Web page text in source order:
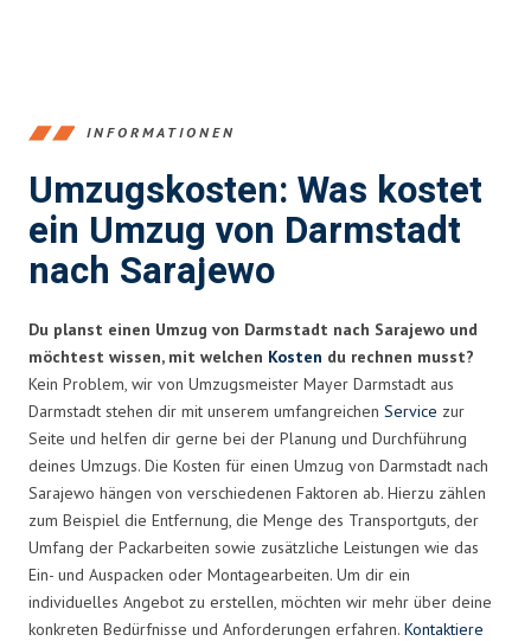
INFORMATIONEN
Umzugskosten: Was kostet
ein Umzug von Darmstadt
nach Sarajewo
Du planst einen Umzug von Darmstadt nach Sarajewo und
möchtest wissen, mit welchen Kosten du rechnen musst?
Kein Problem, wir von Umzugsmeister Mayer Darmstadt aus
Darmstadt stehen dir mit unserem umfangreichen Service zur
Seite und helfen dir gerne bei der Planung und Durchführung
deines Umzugs. Die Kosten für einen Umzug von Darmstadt nach
Sarajewo hängen von verschiedenen Faktoren ab. Hierzu zählen
zum Beispiel die Entfernung, die Menge des Transportguts, der
Umfang der Packarbeiten sowie zusätzliche Leistungen wie das
Ein- und Auspacken oder Montagearbeiten. Um dir ein
individuelles Angebot zu erstellen, möchten wir mehr über deine
konkreten Bedürfnisse und Anforderungen erfahren. Kontaktiere